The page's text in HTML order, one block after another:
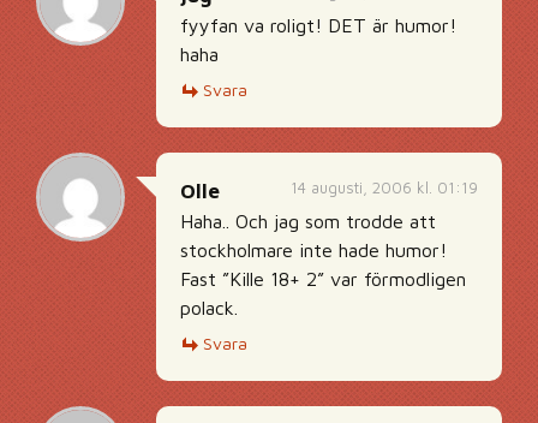
fyyfan va roligt! DET är humor!
haha
Svara
14 augusti, 2006 kl. 01:19
Olle
Haha.. Och jag som trodde att
stockholmare inte hade humor!
Fast ”Kille 18+ 2” var förmodligen
polack.
Svara